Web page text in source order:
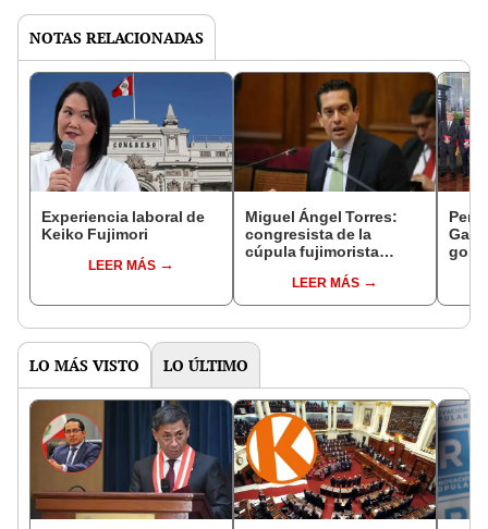
NOTAS RELACIONADAS
Experiencia laboral de
Keiko Fujimori
LEER MÁS
Miguel Ángel Torres:
congresista de la
cúpula fujimorista
del SenadoLEER MÁS
LO MÁS VISTO LO ÚLTIMO